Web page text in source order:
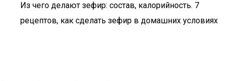
Из чего делают зефир: состав, калорийность. 7
рецептов, как сделать зефир в домашних условиях